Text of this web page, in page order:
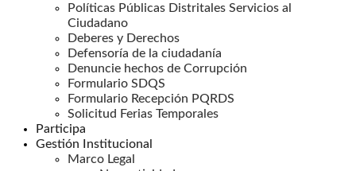
Políticas Públicas Distritales Servicios al
Ciudadano
Deberes y Derechos
Defensoría de la ciudadanía
Denuncie hechos de Corrupción
Formulario SDQS
Formulario Recepción PQRDS
Solicitud Ferias Temporales
Participa
Gestión Institucional
Marco Legal